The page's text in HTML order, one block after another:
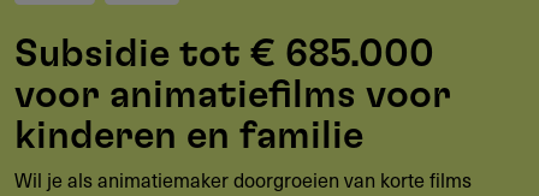
Subsidie tot € 685.000
voor animatiefilms voor
kinderen en familie
Wil je als animatiemaker doorgroeien van korte films